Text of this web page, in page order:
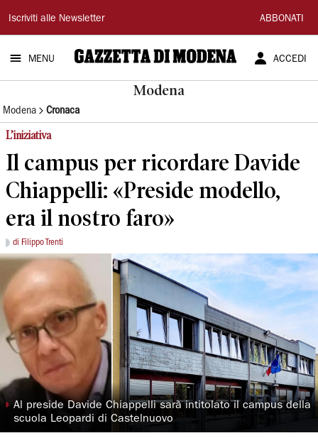
Gazzetta
di
Modena
Iscriviti alle Newsletter ABBONATI
MENU ACCEDI
Modena
Modena Cronaca
L’iniziativa
Il campus per ricordare Davide
Chiappelli: «Preside modello,
era il nostro faro»
di Filippo Trenti
◗ Al preside Davide Chiappelli sarà intitolato il campus della
scuola Leopardi di Castelnuovo